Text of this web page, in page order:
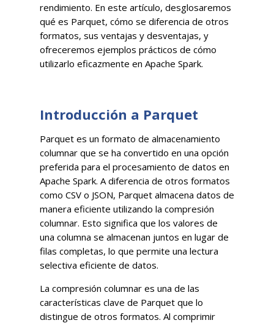
rendimiento. En este artículo, desglosaremos
qué es Parquet, cómo se diferencia de otros
formatos, sus ventajas y desventajas, y
ofreceremos ejemplos prácticos de cómo
utilizarlo eficazmente en Apache Spark.
Introducción a Parquet
Parquet es un formato de almacenamiento
columnar que se ha convertido en una opción
preferida para el procesamiento de datos en
Apache Spark. A diferencia de otros formatos
como CSV o JSON, Parquet almacena datos de
manera eficiente utilizando la compresión
columnar. Esto significa que los valores de
una columna se almacenan juntos en lugar de
filas completas, lo que permite una lectura
selectiva eficiente de datos.
La compresión columnar es una de las
características clave de Parquet que lo
distingue de otros formatos. Al comprimir